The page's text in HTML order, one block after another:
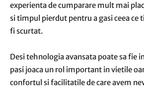
experienta de cumparare mult mai
si timpul pierdut pentru a gasi ceea ce
fi scurtat.
Desi tehnologia avansata poate sa fie
pasi joaca un rol important in vietile
confortul si facilitatile de care avem